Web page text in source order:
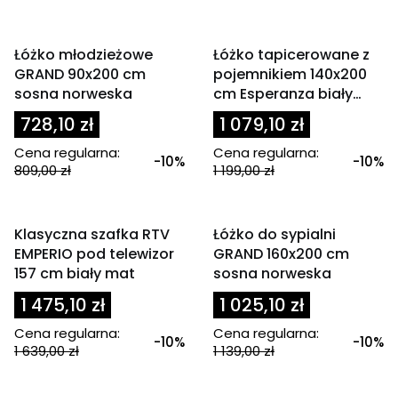
Łóżko młodzieżowe
GRAND 90x200 cm
sosna norweska
728,10 zł
Cena regularna:
809,00 zł
-10%
Łóżko tapicerowane z
pojemnikiem 140x200
cm Esperanza biały
mat, zagłówek jasny
szary
1 079,10 zł
Cena regularna:
1 199,00 zł
-10%
Klasyczna szafka RTV
EMPERIO pod telewizor
157 cm biały mat
1 475,10 zł
Cena regularna:
1 639,00 zł
-10%
OKAZJA
Łóżko do sypialni
GRAND 160x200 cm
sosna norweska
1 025,10 zł
Cena regularna:
1 139,00 zł
-10%
Powiadom mnie o
Powiadom mnie o